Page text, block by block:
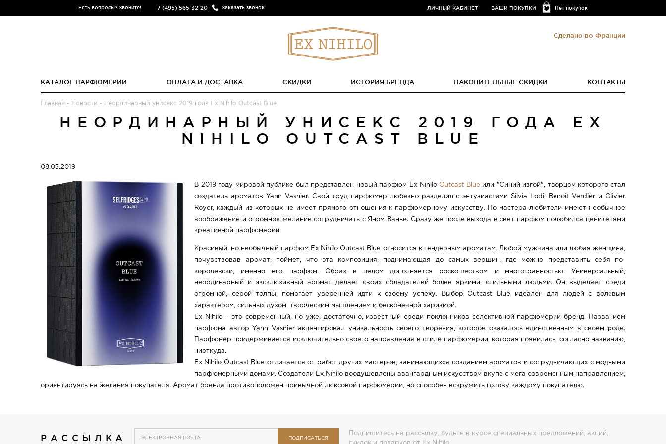
Есть вопросы? Звоните! 7 (495) 565-32-20 Заказать звонок Нет покупок
ЛИЧНЫЙ КАБИНЕТ ВАШИ ПОКУПКИ
Сделано во Франции
КАТАЛОГ ПАРФЮМЕРИИ ОПЛАТА И ДОСТАВКА СКИДКИ ИСТОРИЯ БРЕНДА НАКОПИТЕЛЬНЫЕ СКИДКИ КОНТАКТЫ
Главная - Новости - Неординарный унисекс 2019 года Ex Nihilo Outcast Blue
НЕОРДИНАРНЫЙ УНИСЕКС 2019 ГОДА EX
NIHILO OUTCAST BLUE
08.05.2019
В 2019 году мировой публике был представлен новый парфюм Ex Nihilo Outcast Blue или "Синий изгой", творцом которого стал
создатель ароматов Yann Vasnier. Свой труд парфюмер любезно разделил с энтузиастами Silvia Lodi, Benoit Verdier и Olivier
Royer, каждый из которых не имеет прямого отношения к парфюмерному искусству. Но мастера-любители имеют необычное
воображение и огромное желание сотрудничать с Яном Ванье. Сразу же после выхода в свет парфюм полюбился ценителями
креативной парфюмерии.
Красивый, но необычный парфюм Ex Nihilo Outcast Blue относится к гендерным ароматам. Любой мужчина или любая женщина,
почувствовав аромат, поймет, что эта композиция, поднимающая до самых вершин, где можно представить себя по-
королевски, именно его парфюм. Образ в целом дополняется роскошеством и многогранностью. Универсальный,
неординарный и эксклюзивный аромат делает своих обладателей более яркими, стильными людьми. Он выделяет среди
огромной, серой толпы, помогает уверенней идти к своему успеху. Выбор Outcast Blue идеален для людей с волевым
характером, сильных духом, творческим мышлением и бесконечной харизмой.
Ex Nihilo – это современный, но уже, достаточно, известный среди поклонников селективной парфюмерии бренд. Названием
парфюма автор Yann Vasnier акцентировал уникальность своего творения, которое оказалось единственным в своём роде.
Парфюмер придерживается исключительно своего направления в стиле парфюмерии, которая появилась, согласно названию,
ниоткуда.
Ex Nihilo Outcast Blue отличается от работ других мастеров, занимающихся созданием ароматов и сотрудничающих с модными
парфюмерными домами. Создатели Ex Nihilo воодушевлены авангардным искусством вкупе с мега современным направлением,
ориентируясь на желания покупателя. Аромат бренда противоположен привычной люксовой парфюмерии, но способен вскружить голову каждому покупателю.
РАССЫЛКА ПОДПИСАТЬСЯ
Подпишитесь на рассылку, будьте в курсе специальных предложений, акций,
скидок и подарков от Ex Nihilo